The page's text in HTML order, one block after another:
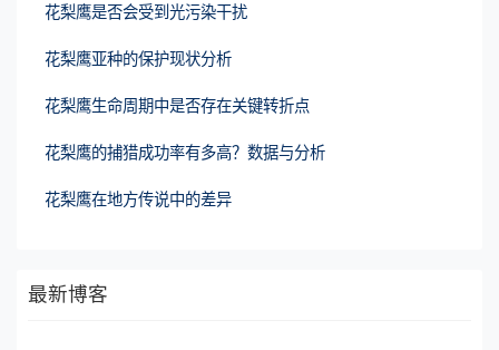
花梨鹰是否会受到光污染干扰
花梨鹰亚种的保护现状分析
花梨鹰生命周期中是否存在关键转折点
花梨鹰的捕猎成功率有多高？数据与分析
花梨鹰在地方传说中的差异
最新博客